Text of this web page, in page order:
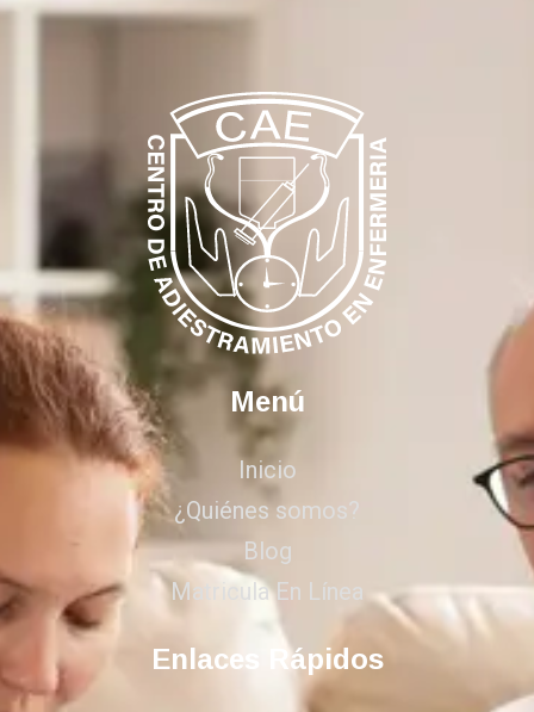
Menú
Inicio
¿Quiénes somos?
Blog
Matricula En Línea
Enlaces Rápidos